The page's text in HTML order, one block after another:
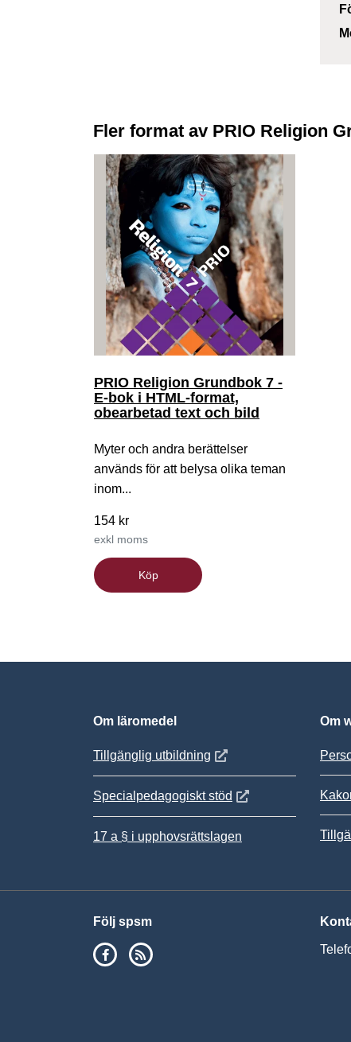
Fler format av PRIO Religion
PRIO Religion Grundbok 7 -
E-bok i HTML-format,
obearbetad text och bild
Myter och andra berättelser
används för att belysa olika teman
inom...
154 kr
exkl moms
Köp
Om läromedel
Tillgänglig utbildning Öppnas i nytt fönster
Specialpedagogiskt stöd Öppnas i nytt fönster
17 a § i upphovsrättslagen
Om
Följ spsm
SPSM på Facebook